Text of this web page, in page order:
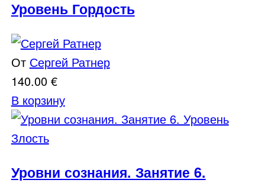
Уровень Гордость
От Сергей Ратнер
140.00 €
В корзину
Уровни сознания. Занятие 6.